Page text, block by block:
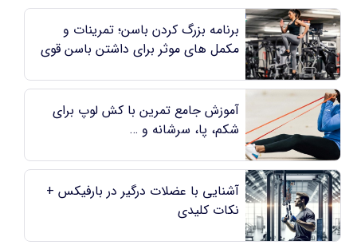
برنامه بزرگ کردن باسن؛ تمرینات و
مکمل های موثر برای داشتن باسن قوی
آموزش جامع تمرین با کش لوپ برای
شکم،‌ پا،‌ سرشانه و …
آشنایی با عضلات درگیر در بارفیکس +
نکات کلیدی